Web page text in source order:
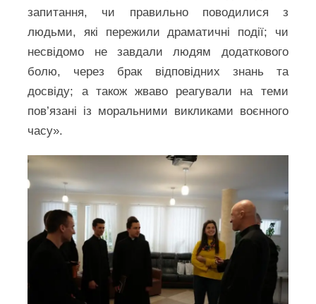
запитання, чи правильно поводилися з
людьми, які пережили драматичні події; чи
несвідомо не завдали людям додаткового
болю, через брак відповідних знань та
досвіду; а також жваво реагували на теми
пов’язані із моральними викликами воєнного
часу».